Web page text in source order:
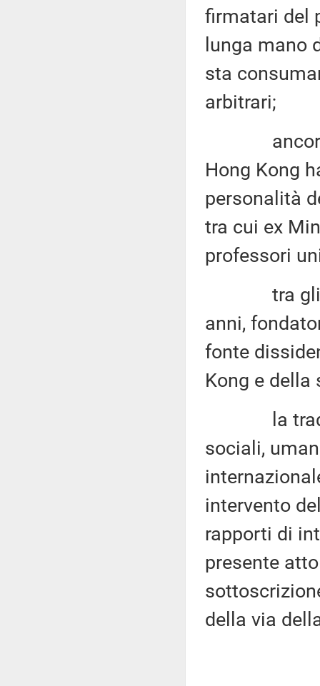
firmatari del
lunga mano
sta
arbitrari;
ancora in
Hong Kong
personalità
tra cui ex
professori
tra gli
anni,
fonte
Kong e
la
sociali,
intervento
rapporti di
presente
della via